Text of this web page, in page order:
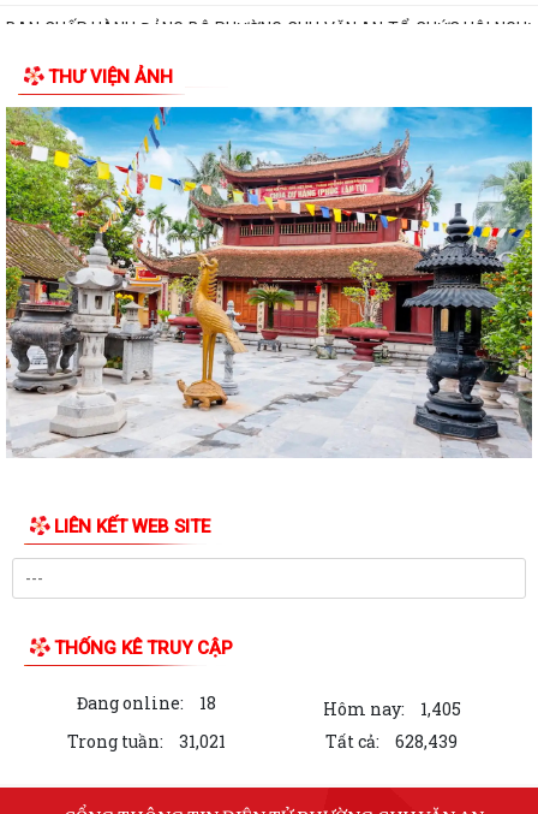
BAN CHẤP HÀNH ĐẢNG BỘ PHƯỜNG CHU VĂN AN TỔ CHỨC HỘI NGHỊ
BAN THƯỜNG VỤ ĐẢNG ỦY PHƯỜNG CHU VĂN AN TỔ CHỨC HỘI NGHỊ
LẦN THỨ 29
QUYẾT ĐỊNH Về việc công khai dự toán thu - chi ngân sách phường
Chu Văn An 6 tháng đầu năm 2026
CẢI CÁCH HÀNH CHÍNH GẮN VỚI XÂY DỰNG CHÍNH QUYỀN SỐ – NỀN
TẢNG PHÁT TRIỂN BỀN VỮNG CỦA PHƯỜNG CHU...
CẢI CÁCH HÀNH CHÍNH – ĐỘNG LỰC XÂY DỰNG CHÍNH QUYỀN PHỤC
VỤ TẠI PHƯỜNG CHU VĂN AN
CHUYỂN ĐỔI SỐ – ĐỘNG LỰC THÚC ĐẨY CẢI CÁCH HÀNH CHÍNH TẠI
PHƯỜNG CHU VĂN AN
UBND PHƯỜNG CHU VĂN AN TRIỂN KHAI CÔNG TÁC ĐO ĐẠC, LẬP BẢN
ĐỒ ĐỊA CHÍNH VÀ THU GIÁ DỊCH VỤ THU GOM,...
PHƯỜNG CHU VĂN AN PHÁT ĐỘNG TOÀN DÂN LUYỆN TẬP MÔN BƠI,
PHÒNG CHỐNG ĐUỐI NƯỚC VÀ TỔ CHỨC GIẢI BƠI...
Thông báo Về việc giới thiệu chức danh và chữ ký của Chủ tịch, Phó
Chủ tịch Ủy ban nhân dân phường...
phường Chu Văn An nhiệm kỳ 2026 -...
THƯ VIỆN ẢNH
LIÊN KẾT WEB SITE
THỐNG KÊ TRUY CẬP
Đang online: 18 Hôm nay:
1,405
Trong tuần:
31,021 Tất cả: 628,439